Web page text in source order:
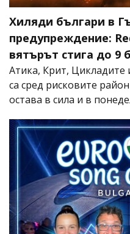
Хиляди българи в
предупреждение:
вятърът стига до 9
Атика, Крит, Цикладите
са сред рисковите
остава в сила и в